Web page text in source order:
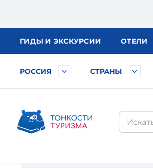
ГИДЫ И ЭКСКУРСИИ ОТЕЛИ
РОССИЯ СТРАНЫ